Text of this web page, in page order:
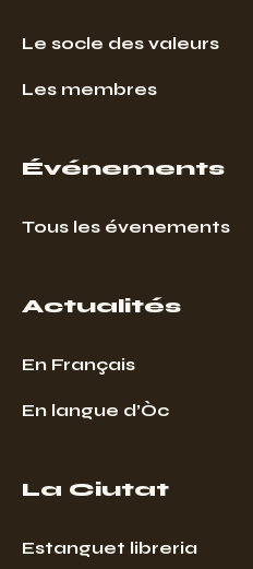
Le socle des valeurs
Les membres
Événements
Tous les évenements
Actualités
En Français
En langue d’Òc
La Ciutat
Estanguet libreria